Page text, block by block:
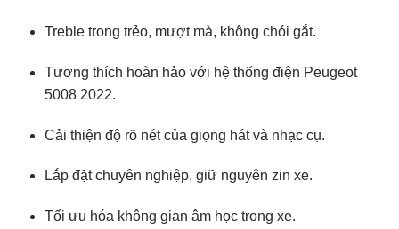
Treble trong trẻo, mượt mà, không chói gắt.
Tương thích hoàn hảo với hệ thống điện Peugeot
5008 2022.
Cải thiện độ rõ nét của giọng hát và nhạc cụ.
Lắp đặt chuyên nghiệp, giữ nguyên zin xe.
Tối ưu hóa không gian âm học trong xe.